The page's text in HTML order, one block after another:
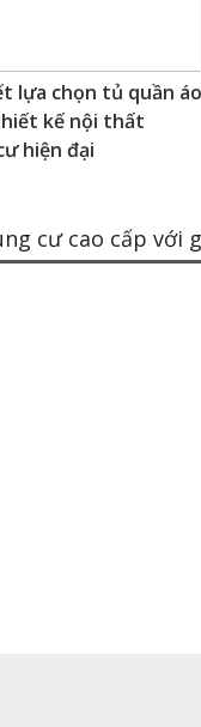
lựa chọn tủ quần áo
kế nội thất
hiện đại
cư cao cấp với